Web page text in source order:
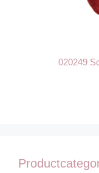
020249